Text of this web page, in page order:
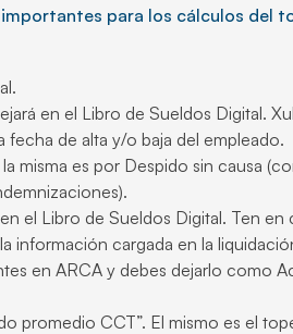
para los cálculos del
en el Libro de Sueldos Digital.
de alta y/o baja del empleado.
misma es por Despido sin causa
el Libro de Sueldos Digital. Ten
cargada en la
en ARCA y debes dejarlo como
promedio CCT”. El mismo es el